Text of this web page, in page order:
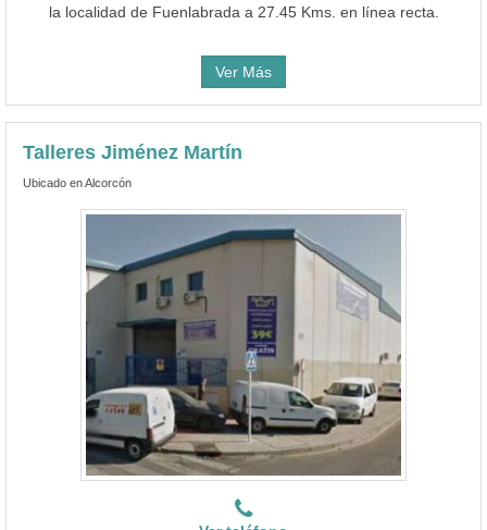
la localidad de Fuenlabrada a 27.45 Kms. en línea recta.
Ver Más
Talleres Jiménez Martín
Ubicado en Alcorcón